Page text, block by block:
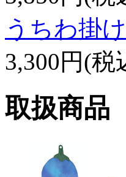
うちわ掛
3,300円(税
取扱商品